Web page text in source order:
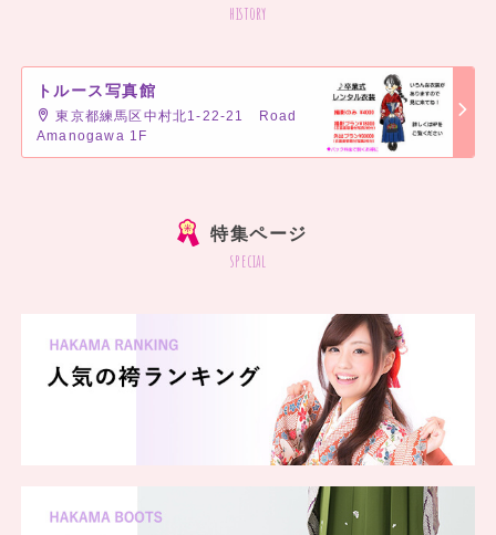
history
トルース写真館
東京都練馬区中村北1-22-21 Road
Amanogawa 1F
特集ページ
special